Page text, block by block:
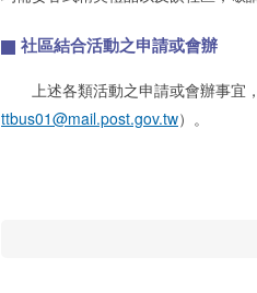
社區結合活動之申請或會辦
上述各類活動之申請或會辦事宜
ttbus01@mail.post.gov.tw）。